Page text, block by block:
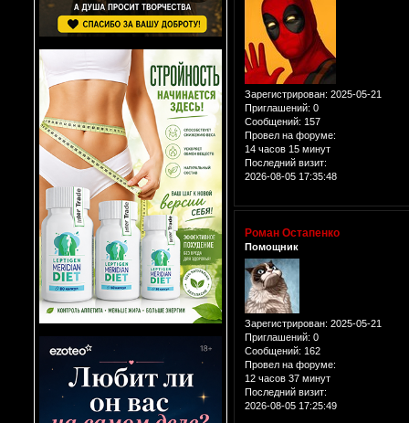
Зарегистрирован: 2025-05-21
Приглашений: 0
Сообщений: 157
Провел на форуме:
14 часов 15 минут
Последний визит:
2026-08-05 17:35:48
Роман Остапенко
Помощник
Зарегистрирован: 2025-05-21
Приглашений: 0
Сообщений: 162
Провел на форуме:
12 часов 37 минут
Последний визит:
2026-08-05 17:25:49